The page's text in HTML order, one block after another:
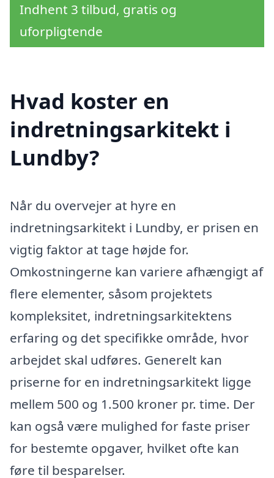
Indhent 3 tilbud, gratis og
uforpligtende
Hvad koster en
indretningsarkitekt i
Lundby?
Når du overvejer at hyre en
indretningsarkitekt i Lundby, er prisen en
vigtig faktor at tage højde for.
Omkostningerne kan variere afhængigt af
flere elementer, såsom projektets
kompleksitet, indretningsarkitektens
erfaring og det specifikke område, hvor
arbejdet skal udføres. Generelt kan
priserne for en indretningsarkitekt ligge
mellem 500 og 1.500 kroner pr. time. Der
kan også være mulighed for faste priser
for bestemte opgaver, hvilket ofte kan
føre til besparelser.